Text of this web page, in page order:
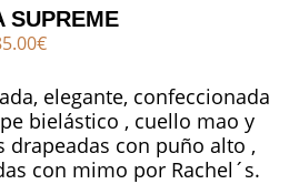
SUPREME
original
€El
actual
es:
85.00€.
elegante, confeccionada
bielástico , cuello mao y
drapeadas con puño alto ,
con mimo por Rachel´s.